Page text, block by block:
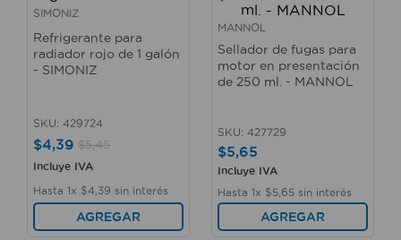
SIMONIZ
Refrigerante para
radiador rojo de 1 galón
- SIMONIZ
SKU: 429724
$4,39 $5,45
Incluye IVA
Hasta 1x $4 39 sin interés
AGREGAR
MANNOL
Sellador de fugas para
motor en presentación
de 250 ml. - MANNOL
SKU: 427729
$5,65
Incluye IVA
Hasta 1x $5 65 sin interés
AGREGAR
taladro